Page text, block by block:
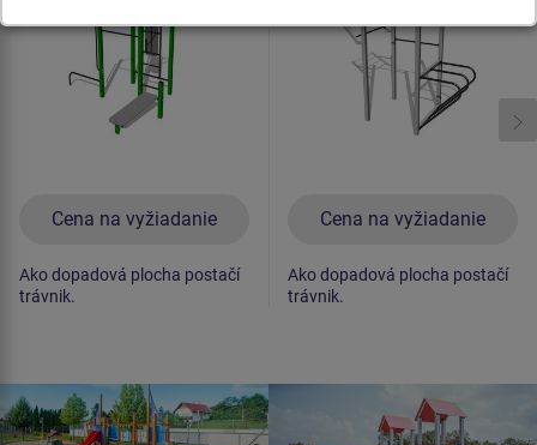
Cena na vyžiadanie
Ako dopadová plocha postačí
trávnik.
Cena na vyžiadanie
Ako dopadová plocha postačí
trávnik.